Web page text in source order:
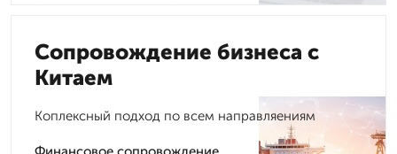
Сопровождение бизнеса с
Китаем
Коплексный подход по всем направляениям